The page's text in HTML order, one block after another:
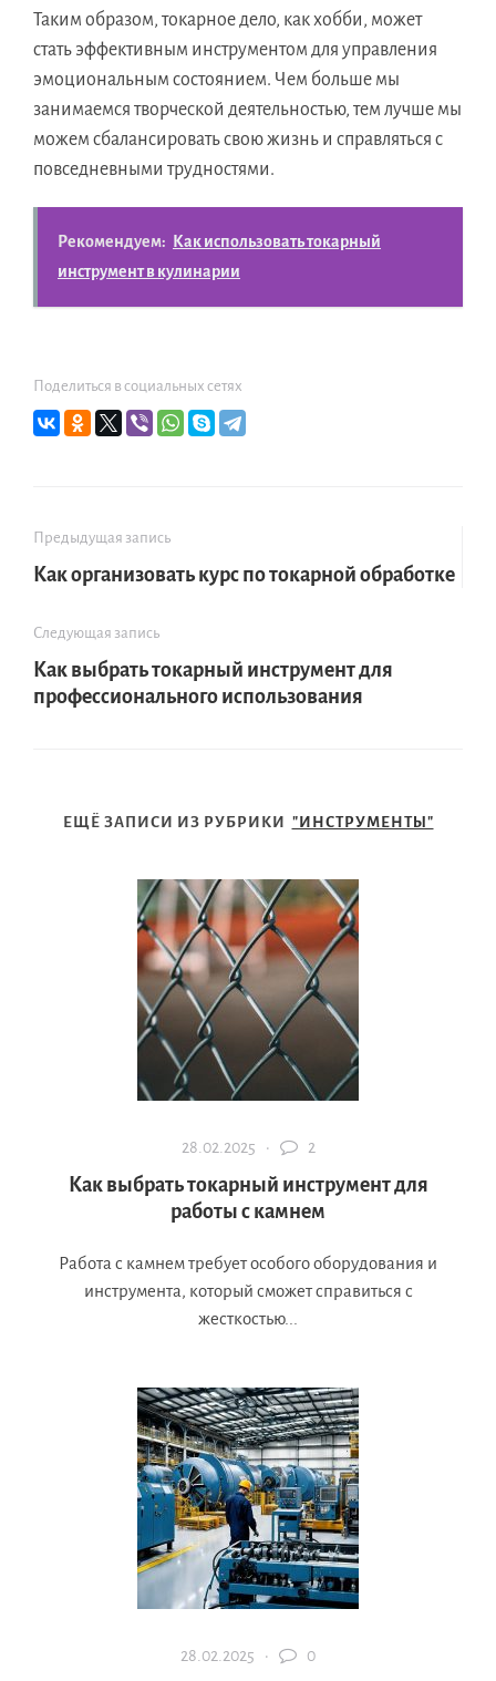
Таким образом, токарное дело, как хобби, может
стать эффективным инструментом для управления
эмоциональным состоянием. Чем больше мы
занимаемся творческой деятельностью, тем лучше мы
можем сбалансировать свою жизнь и справляться с
повседневными трудностями.
Рекомендуем:
Как использовать токарный
инструмент в кулинарии
Поделиться в социальных сетях
Предыдущая запись
Как организовать курс по токарной обработке
Следующая запись
Как выбрать токарный инструмент для
профессионального использования
ЕЩЁ ЗАПИСИ ИЗ РУБРИКИ "ИНСТРУМЕНТЫ"
28.02.2025 · 2
Как выбрать токарный инструмент для
работы с камнем
Работа с камнем требует особого оборудования и
инструмента, который сможет справиться с
жесткостью...
28.02.2025 · 0